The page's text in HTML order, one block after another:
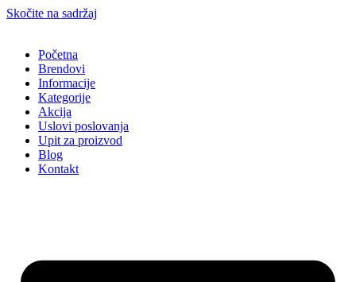
Skočite na sadržaj
Početna
Brendovi
Informacije
Kategorije
Akcija
Uslovi poslovanja
Upit za proizvod
Blog
Kontakt